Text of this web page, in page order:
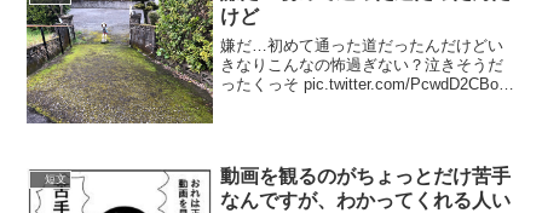
けど
嫌だ…初めて通った道だったんだけどい
きなりこんなの怖過ぎない？泣きそうだ
ったくっそ pic.twitter.com/PcwdD2CBoo
短文
動画を観るのがちょっとだけ苦手
なんですが、わかってくれる人い